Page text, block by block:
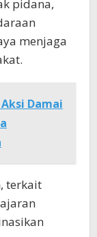
pidana,
menjaga
Damai
terkait